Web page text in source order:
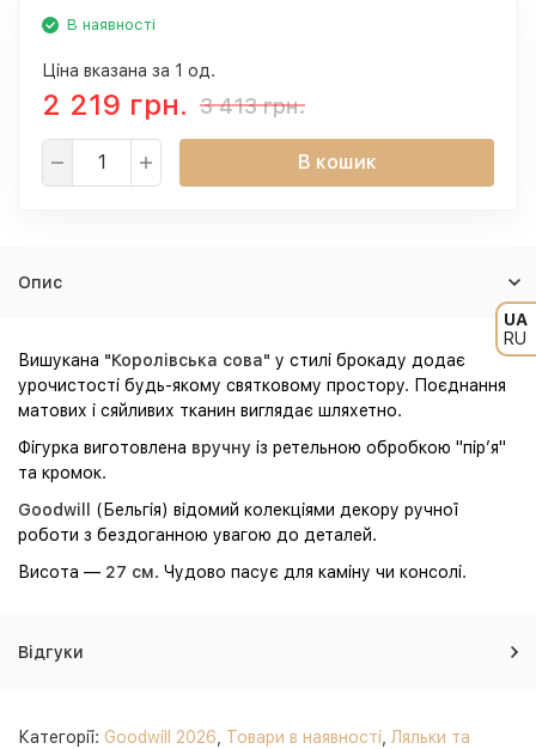
UA
RU
В наявності
Ціна вказана за 1 од.
2 219 грн. 3 413 грн.
В кошик
Опис
Вишукана "Королівська сова" у стилі брокаду додає
урочистості будь-якому святковому простору. Поєднання
матових і сяйливих тканин виглядає шляхетно.
Фігурка виготовлена вручну із ретельною обробкою "пір’я"
та кромок.
Goodwill
(Бельгія) відомий колекціями декору ручної
роботи з бездоганною увагою до деталей.
Висота — 27 см. Чудово пасує для каміну чи консолі.
Відгуки
Категорії: Goodwill 2026 Товари в наявності Ляльки та